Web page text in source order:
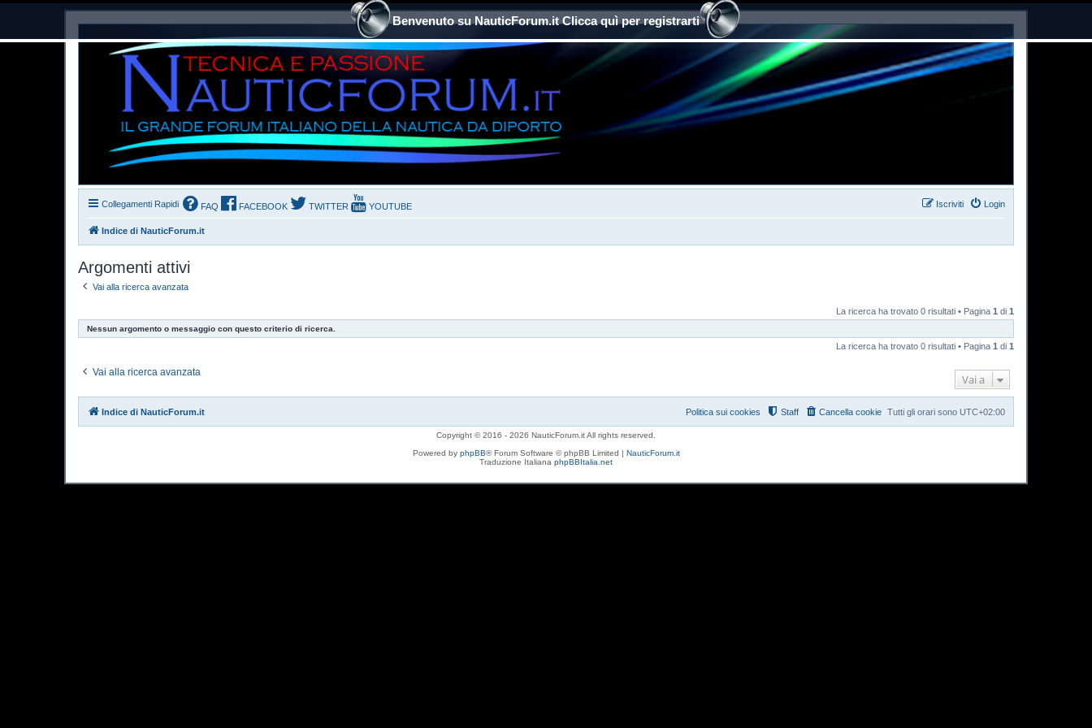
Benvenuto su NauticForum.it Clicca quì per registrarti
Collegamenti Rapidi FAQ FACEBOOK TWITTER YOUTUBE Login
Iscriviti
Indice di NauticForum.it
Argomenti attivi
Vai alla ricerca avanzata
La ricerca ha trovato 0 risultati • Pagina 1 di 1
Nessun argomento o messaggio con questo criterio di ricerca.
La ricerca ha trovato 0 risultati • Pagina 1 di 1
Vai alla ricerca avanzata Vai a
Indice di NauticForum.it Tutti gli orari sono UTC+02:00
Cancella cookie
Staff
Politica sui cookies
Copyright © 2016 - 2026 NauticForum.it All rights reserved.
Powered by phpBB® Forum Software © phpBB Limited | NauticForum.it
Traduzione Italiana phpBBItalia.net